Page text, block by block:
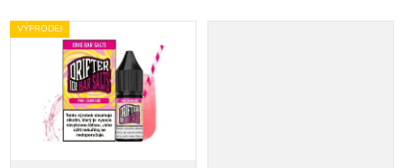
VÝPRODEJ